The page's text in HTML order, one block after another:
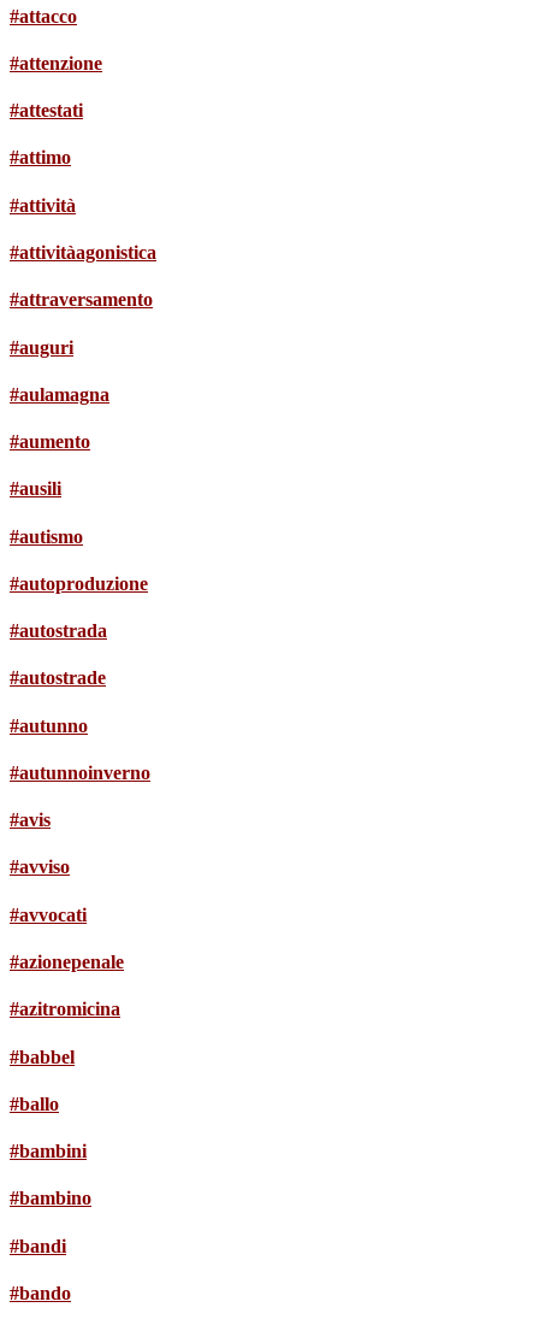
#attacco
#attenzione
#attestati
#attimo
#attività
#attivitàagonistica
#attraversamento
#auguri
#aulamagna
#aumento
#ausili
#autismo
#autoproduzione
#autostrada
#autostrade
#autunno
#autunnoinverno
#avis
#avviso
#avvocati
#azionepenale
#azitromicina
#babbel
#ballo
#bambini
#bambino
#bandi
#bando